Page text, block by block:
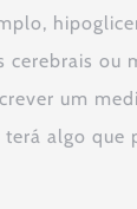
ou
um
algo que